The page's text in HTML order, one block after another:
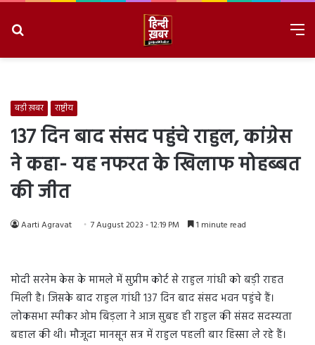
बड़ी ख़बर राष्ट्रीय
137 दिन बाद संसद पहुंचे राहुल, कांग्रेस
ने कहा- यह नफरत के खिलाफ मोहब्बत
की जीत
Aarti Agravat 7 August 2023 - 12:19 PM 1 minute read
मोदी सरनेम केस के मामले में सुप्रीम कोर्ट से राहुल गांधी को बड़ी राहत
मिली है। जिसके बाद राहुल गांधी 137 दिन बाद संसद भवन पहुंचे हैं।
लोकसभा स्पीकर ओम बिड़ला ने आज सुबह ही राहुल की संसद सदस्यता
बहाल की थी। मौजूदा मानसून सत्र में राहुल पहली बार हिस्सा ले रहे हैं।